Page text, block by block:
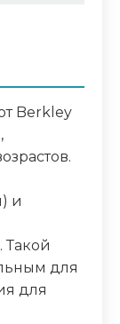
9,0 г,
0,4 г,
А
Е
селен
Berkley
и
Такой
для
для